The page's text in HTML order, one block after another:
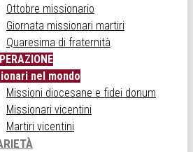
Ottobre missionario
Giornata missionari martiri
Quaresima di fraternità
nel mondo
Missioni diocesane e fidei donum
Missionari vicentini
Martiri vicentini